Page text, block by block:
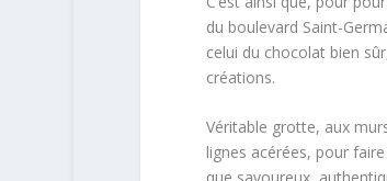
du boulevard Saint-
celui du chocolat bien
créations.
Véritable grotte, aux
lignes acérées, pour